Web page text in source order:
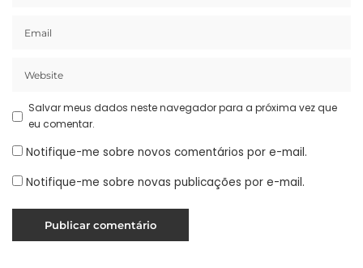
Salvar meus dados neste navegador para a próxima vez que
eu comentar.
Notifique-me sobre novos comentários por e-mail.
Notifique-me sobre novas publicações por e-mail.